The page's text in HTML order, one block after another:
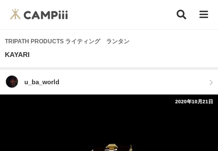
TRIPATH PRODUCTS ライティング ランタン
KAYARI
u_ba_world
2020年10月21日